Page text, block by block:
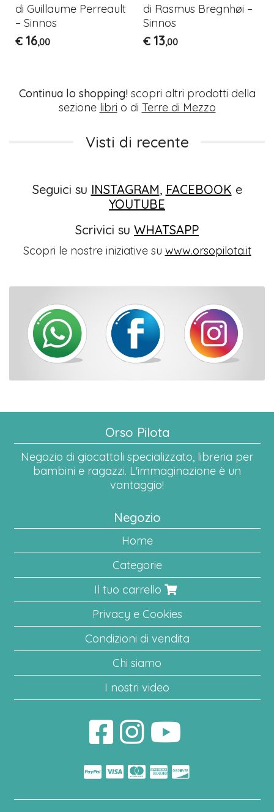
di Guillaume Perreault
– Sinnos
€ 16,00
di Rasmus Bregnhøi –
Sinnos
€ 13,00
Continua lo shopping!scopri altri prodotti della
sezione libri o di Terre di Mezzo
Visti di recente
Seguici su INSTAGRAM, FACEBOOK e
YOUTUBE
Scrivici su WHATSAPP
Scopri le nostre iniziative su www.orsopilota.it
Orso Pilota
Negozio di giocattoli specializzato, libreria per
bambini e ragazzi. L'immaginazione è un
vantaggio!
Negozio
Home
Categorie
Il tuo carrello
Privacy e Cookies
Condizioni di vendita
Chi siamo
I nostri video